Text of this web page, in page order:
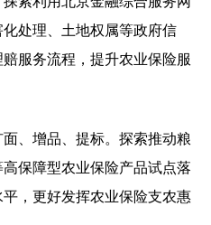
处理、土地权属等政府信
服务流程，提升农业保险服
、增品、提标。探索推动粮
保障型农业保险产品试点落
，更好发挥农业保险支农惠